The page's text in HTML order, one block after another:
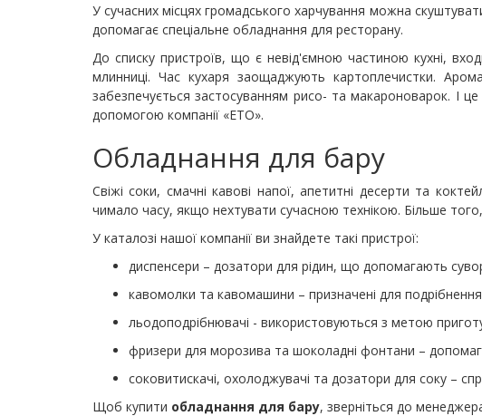
У сучасних місцях громадського харчування можна
допомагає спеціальне обладнання для ресторану.
До списку пристроїв, що є невід'ємною частиною кухні,
млинниці. Час кухаря заощаджують картоплечистки.
забезпечується застосуванням рисо- та макароноварок. І
допомогою компанії «ЕТО».
Обладнання для бару
Свіжі соки, смачні кавові напої, апетитні десерти та
чимало часу, якщо нехтувати сучасною технікою. Більше
У каталозі нашої компанії ви знайдете такі пристрої:
диспенсери – дозатори для рідин, що допомагають
кавомолки та кавомашини – призначені для
льодоподрібнювачі - використовуються з метою
фризери для морозива та шоколадні фонтани –
соковитискачі, охолоджувачі та дозатори для соку –
Щоб купити обладнання для бару, зверніться до